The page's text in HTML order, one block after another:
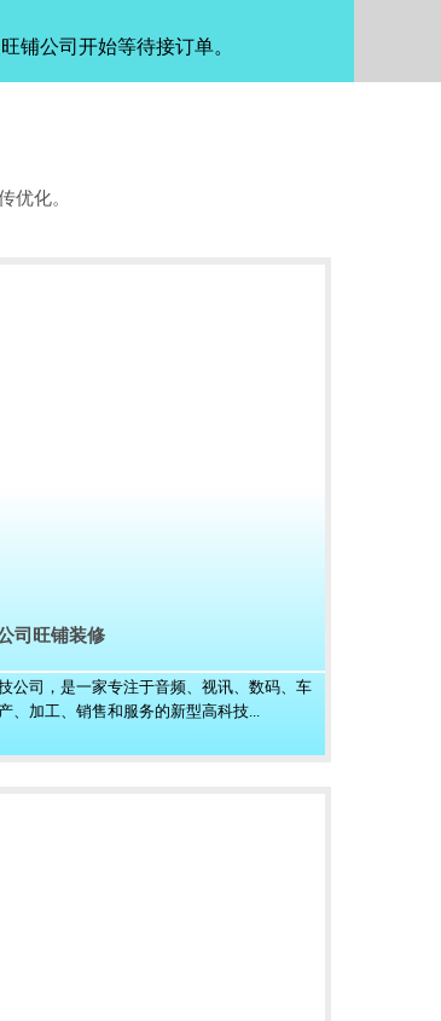
铺公司开始等待接订单。
优化。
司旺铺装修
公司，是一家专注于音频、视讯、数码、车
、加工、销售和服务的新型高科技...